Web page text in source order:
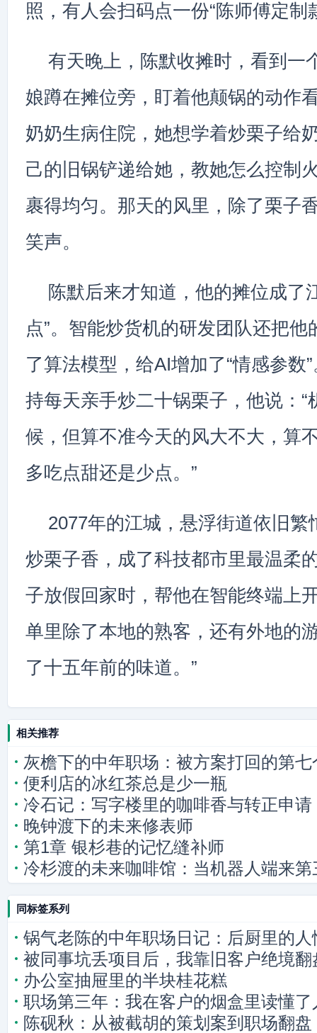
照，有人会扫码点一份“陈师傅定制
有天晚上，陈默收摊时，看到一
娘蹲在摊位旁，盯着他颠锅的动作
奶奶生病住院，她想学着炒栗子给
己的旧锅铲递给她，教她怎么控制
裹得均匀。那天的风里，除了栗子
笑声。
陈默后来才知道，他的摊位成了
点”。智能炒货机的研发团队还把他
了算法模型，给AI增加了“情感参数
持每天亲手炒二十锅栗子，他说：“
候，但算不准今天的风大不大，算
多吃点甜还是少点。”
2077年的江城，悬浮街道依旧繁
炒栗子香，成了科技都市里最温柔
子放假回家时，帮他在智能终端上
单里除了本地的熟客，还有外地的
了十五年前的味道。”
相关推荐
灰檐下的中年职场：被方案打回的第七
便利店的冰红茶总是少一瓶
冷石记：写字楼里的咖啡香与转正申请
晚钟渡下的未来修表师
第1章 银杉巷的记忆缝补师
冷杉渡的未来咖啡馆：当机器人端来第
同标签系列
锅气老陈的中年职场日记：后厨里的人
被同事坑丢项目后，我靠旧客户绝境翻
办公室抽屉里的半块桂花糕
职场第三年：我在客户的烟盒里读懂了
陈砚秋：从被截胡的策划案到职场翻盘